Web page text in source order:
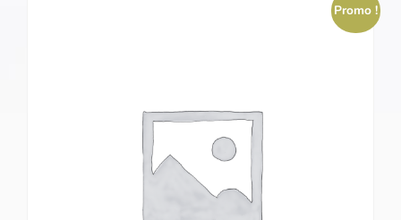
Promo !